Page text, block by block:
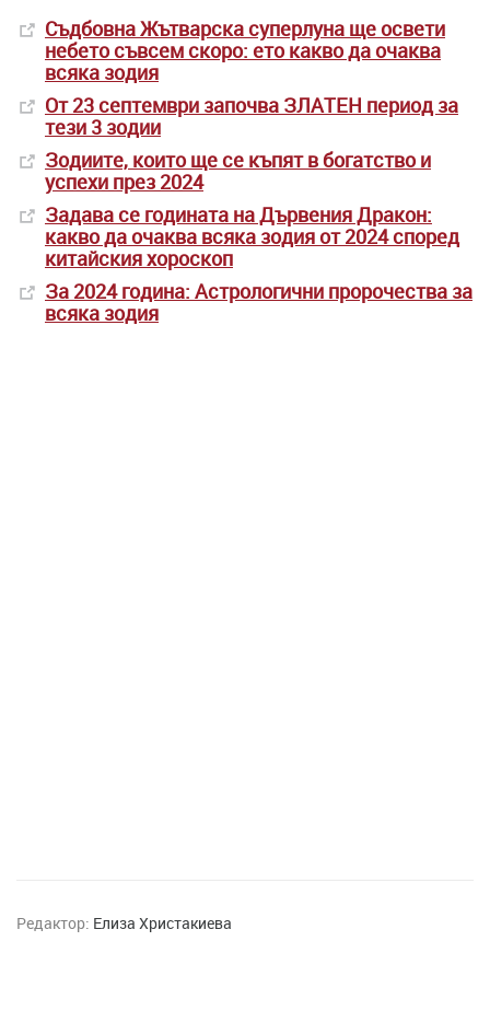
Съдбовна Жътварска суперлуна ще освети
небето съвсем скоро: ето какво да очаква
всяка зодия
От 23 септември започва ЗЛАТЕН период за
тези 3 зодии
Зодиите, които ще се къпят в богатство и
успехи през 2024
Задава се годината на Дървения Дракон:
какво да очаква всяка зодия от 2024 според
китайския хороскоп
За 2024 година: Астрологични пророчества за
всяка зодия
Редактор: Елиза Христакиева